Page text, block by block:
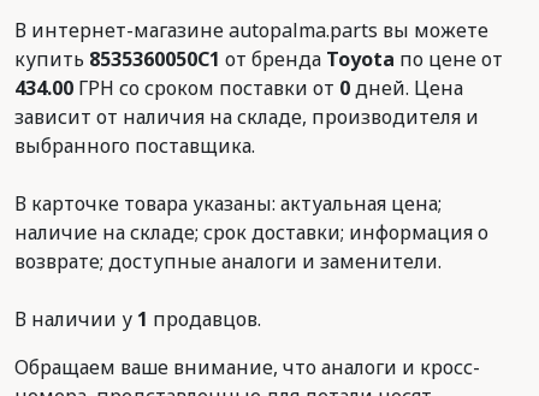
В интернет-магазине autopalma.parts вы можете
купить 8535360050C1 от бренда Toyota по цене от
434.00 ГРН со сроком поставки от 0дней. Цена
зависит от наличия на складе, производителя и
выбранного поставщика.
В карточке товара указаны: актуальная цена;
наличие на складе; срок доставки; информация о
возврате; доступные аналоги и заменители.
В наличии у 1 продавцов.
Обращаем ваше внимание, что аналоги и кросс-